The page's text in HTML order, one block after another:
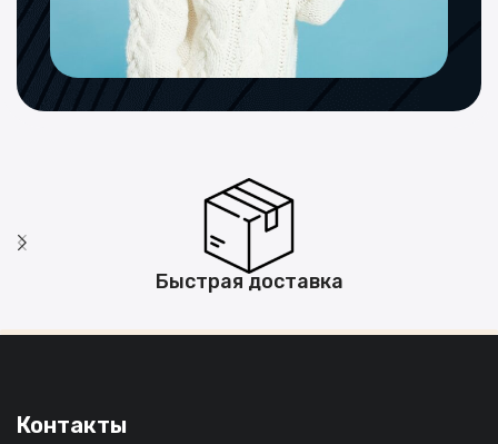
Быстрая доставка
Контакты